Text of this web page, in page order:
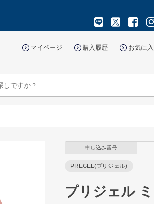
マイページ 購入履歴 お気に
申し込み番号
PREGEL(プリジェル)
プリジェル